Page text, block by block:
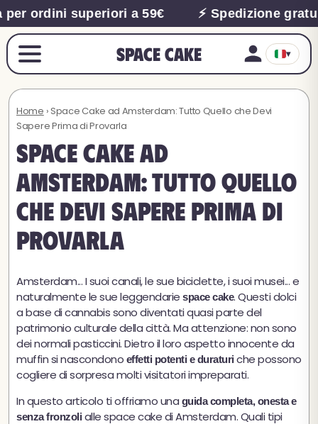
superiori a 59€ ⚡ Spedizione gratuita
Space Cake ▾
Home › Space Cake ad Amsterdam: Tutto Quello che Devi
Sapere Prima di Provarla
Space Cake ad
Amsterdam: Tutto Quello
che Devi Sapere Prima di
Provarla
Amsterdam... I suoi canali, le sue biciclette, i suoi musei... e
naturalmente le sue leggendarie space cake. Questi dolci
a base di cannabis sono diventati quasi parte del
patrimonio culturale della città. Ma attenzione: non sono
dei normali pasticcini. Dietro il loro aspetto innocente da
muffin si nascondono effetti potenti e duraturi che possono
cogliere di sorpresa molti visitatori impreparati.
In questo articolo ti offriamo una guida completa, onesta e
senza fronzoli alle space cake di Amsterdam. Quali tipi